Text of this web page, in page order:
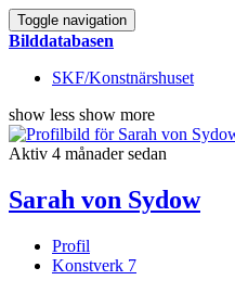
Toggle navigation
Bilddatabasen
SKF/Konstnärshuset
show less show more
Aktiv 4 månader sedan
Sarah von Sydow
Profil
Konstverk 7